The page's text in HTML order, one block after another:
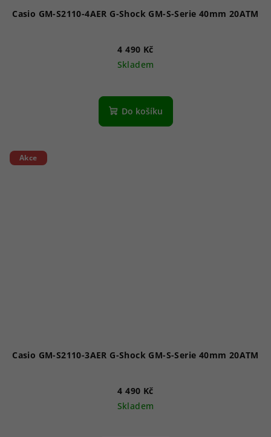
Casio GM-S2110-4AER G-Shock GM-S-Serie 40mm 20ATM
4 490 Kč
Skladem
Do košíku
Akce
Casio GM-S2110-3AER G-Shock GM-S-Serie 40mm 20ATM
4 490 Kč
Skladem